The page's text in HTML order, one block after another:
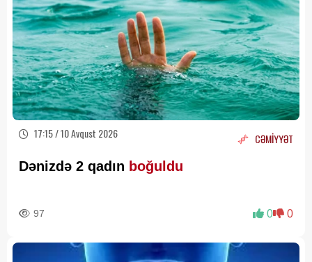
17:15 / 10 Avqust 2026 CƏMİYYƏT
Dənizdə 2 qadın boğuldu
97 0 0